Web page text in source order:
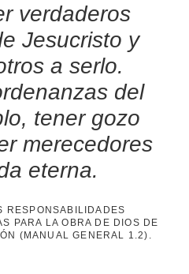
verdaderos
Jesucristo y
a serlo.
del
tener gozo
merecedores
eterna.
RESPONSABILIDADES
PARA LA OBRA DE DIOS DE
(MANUAL GENERAL 1.2).